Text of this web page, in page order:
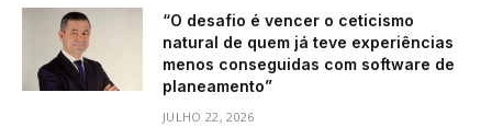
“O desafio é vencer o ceticismo
natural de quem já teve experiências
menos conseguidas com software de
planeamento”
JULHO 22, 2026